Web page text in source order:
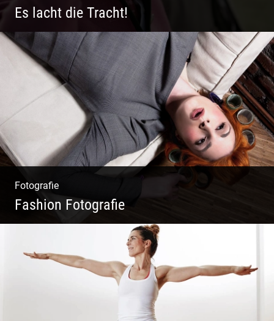
Es lacht die Tracht!
Wunderschöne Dirndl | Harmonische
Farben | Originelle Details | Edle Stoffe
Fotografie
Fashion Fotografie
Mode|Menschen|Magazin